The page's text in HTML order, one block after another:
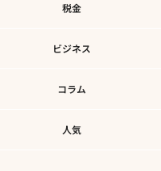
税金
ビジネス
コラム
人気